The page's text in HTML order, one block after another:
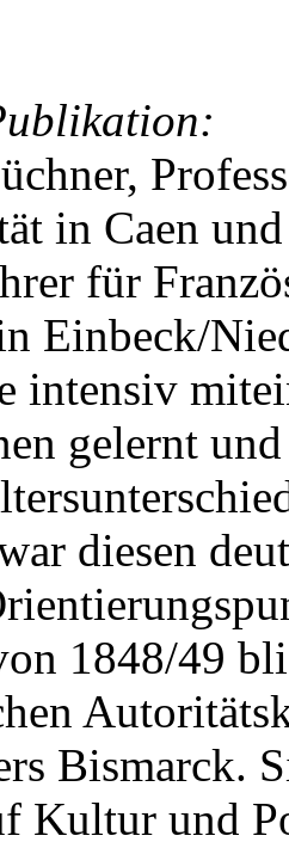
in Caen
für
Einbeck/
intensiv
gelernt
diesen
1848/49
Bismarck.
Kultur und